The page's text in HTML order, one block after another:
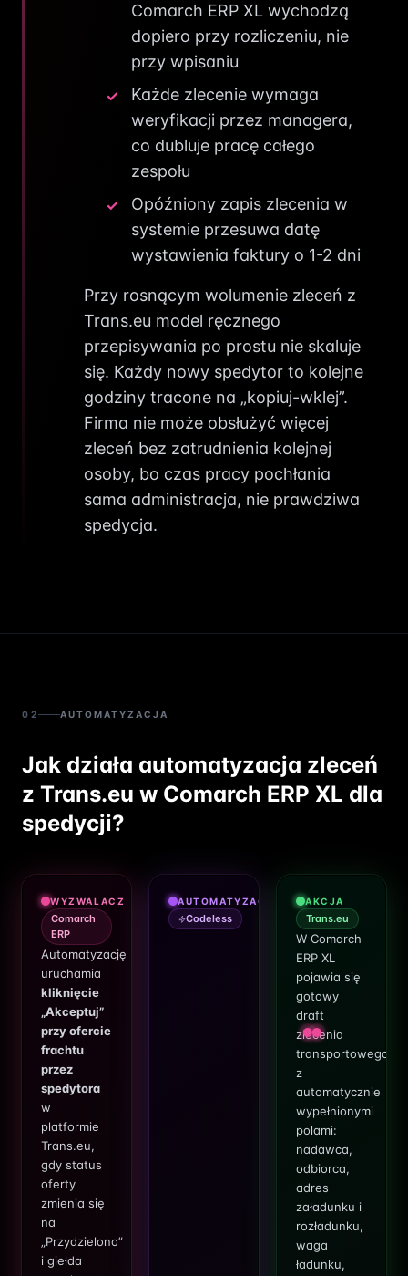
Comarch ERP XL wychodzą
dopiero przy rozliczeniu, nie
przy wpisaniu
Każde zlecenie wymaga
weryfikacji przez managera,
co dubluje pracę całego
zespołu
Opóźniony zapis zlecenia w
systemie przesuwa datę
wystawienia faktury o 1-2 dni
Przy rosnącym wolumenie zleceń z
Trans.eu model ręcznego
przepisywania po prostu nie skaluje
się. Każdy nowy spedytor to kolejne
godziny tracone na „kopiuj-wklej”.
Firma nie może obsłużyć więcej
zleceń bez zatrudnienia kolejnej
osoby, bo czas pracy pochłania
sama administracja, nie prawdziwa
spedycja.
02 AUTOMATYZACJA
Jak działa automatyzacja zleceń
z Trans.eu w Comarch ERP XL dla
spedycji?
WYZWALACZ
Comarch
ERP
Automatyzację
uruchamia
kliknięcie
„Akceptuj”
przy ofercie
frachtu
przez
spedytora
w
platformie
Trans.eu,
gdy status
oferty
zmienia się
na
„Przydzielono”
i giełda
AUTOMATYZACJA
Codeless
AKCJA
Trans.eu
W Comarch
ERP XL
pojawia się
gotowy
draft
zlecenia
transportowego
z
automatycznie
wypełnionymi
polami:
nadawca,
odbiorca,
adres
załadunku i
rozładunku,
waga
ładunku,